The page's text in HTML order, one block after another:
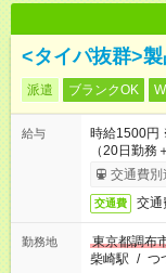
<タイパ抜群>製
派遣 ブランクOK
給与
時給1500円
（20日勤務
交通費別
交通費 交通
勤務地
東京都調布
柴崎駅 / つ